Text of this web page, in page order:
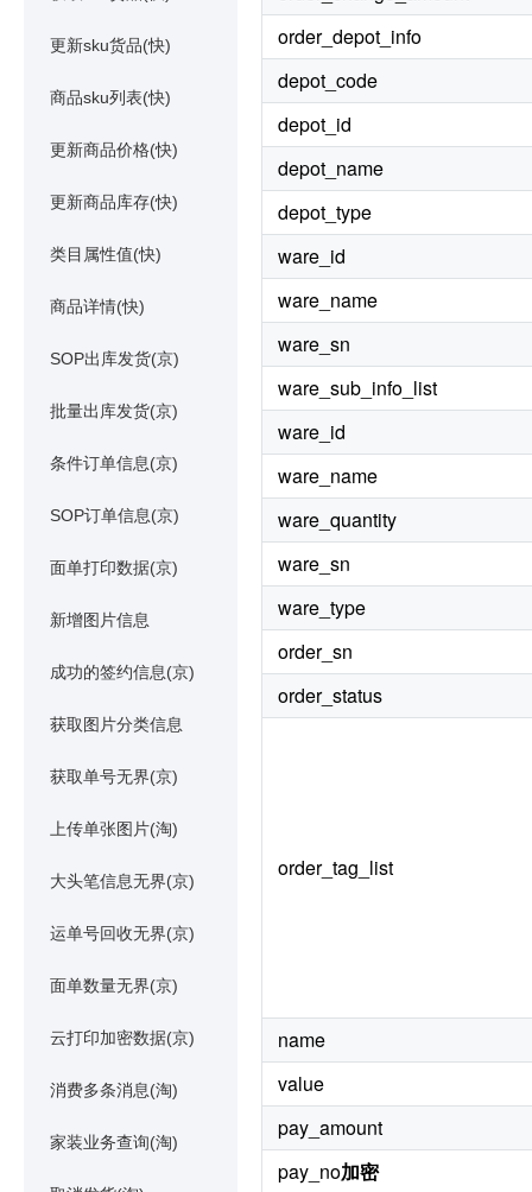
更新sku货品(快)
商品sku列表(快)
更新商品价格(快)
更新商品库存(快)
类目属性值(快)
商品详情(快)
SOP出库发货(京)
批量出库发货(京)
条件订单信息(京)
SOP订单信息(京)
面单打印数据(京)
新增图片信息
成功的签约信息(京)
获取图片分类信息
获取单号无界(京)
上传单张图片(淘)
大头笔信息无界(京)
运单号回收无界(京)
面单数量无界(京)
云打印加密数据(京)
消费多条消息(淘)
家装业务查询(淘)
order_depot_info
depot_code
depot_id
depot_name
depot_type
ware_id
ware_name
ware_sn
ware_sub_info_list
ware_id
ware_name
ware_quantity
ware_sn
ware_type
order_sn
order_status
order_tag_list
name
value
pay_amount
pay_no加密